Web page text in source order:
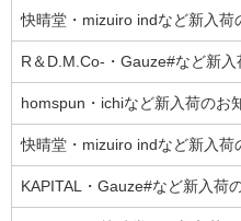
快晴堂・mizuiro indなど新入荷
R＆D.M.Co-・Gauze#など新
homspun・ichiなど新入荷のお
快晴堂・mizuiro indなど新入荷
KAPITAL・Gauze#など新入荷